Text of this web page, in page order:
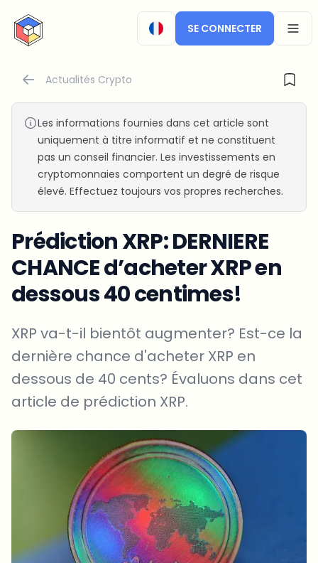
CryptoTicker
SE CONNECTER
Actualités Crypto
Les informations fournies dans cet article sont
uniquement à titre informatif et ne constituent
pas un conseil financier. Les investissements en
cryptomonnaies comportent un degré de risque
élevé. Effectuez toujours vos propres recherches.
Prédiction XRP: DERNIERE
CHANCE d’acheter XRP en
dessous 40 centimes!
XRP va-t-il bientôt augmenter? Est-ce la
dernière chance d'acheter XRP en
dessous de 40 cents? Évaluons dans cet
article de prédiction XRP.